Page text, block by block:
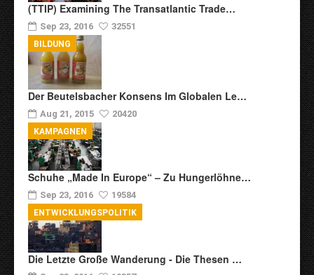
(TTIP) Examining The Transatlantic Trade…
Sep 23, 2016 32551
Der Beutelsbacher Konsens Im Globalen Le…
Aug 21, 2015 20420
BILDUNG
Schuhe „Made In Europe“ – Zu Hungerlöhne…
Sep 23, 2016 19584
KAMPAGNEN
Die Letzte Große Wanderung - Die Thesen …
ENTWICKLUNGSPOLITIK